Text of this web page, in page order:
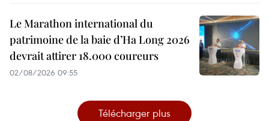
Le Marathon international du
patrimoine de la baie d’Ha Long 2026
devrait attirer 18.000 coureurs
02/08/2026 09:55
Télécharger plus